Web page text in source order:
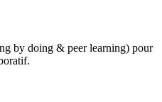
by doing & peer learning) pour